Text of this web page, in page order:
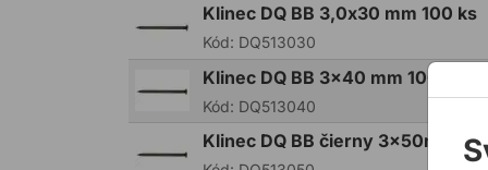
Klinec DQ BB 3,0x30 mm 100 ks
Kód: DQ513030
Klinec DQ BB 3x40 mm 100 ks
Kód: DQ513040
Klinec DQ BB čierny 3x50mm